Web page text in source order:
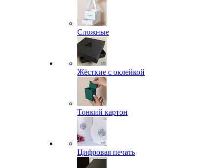
Сложные
Жёсткие с оклейкой
Тонкий картон
Цифровая печать